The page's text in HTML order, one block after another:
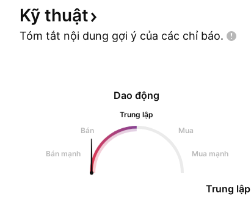
Kỹ thuật
Tóm tắt nội dung gợi ý của các chỉ báo.
Dao động
Trung lập
Bán
Mua
Bán mạnh Mua mạnh
Trung lập